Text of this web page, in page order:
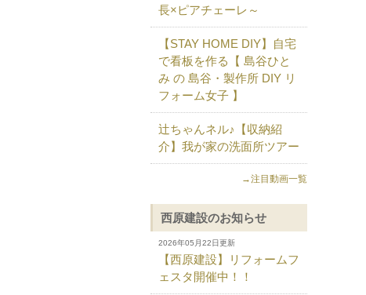
長×ピアチェーレ～
【STAY HOME DIY】自宅
で看板を作る【 島谷ひと
み の 島谷・製作所 DIY リ
フォーム女子 】
辻ちゃんネル♪【収納紹
介】我が家の洗面所ツアー
→注目動画一覧
西原建設のお知らせ
2026年05月22日更新
【西原建設】リフォームフ
ェスタ開催中！！